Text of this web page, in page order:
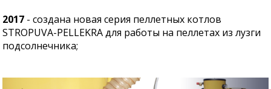
2017 - создана новая серия пеллетных котлов
STROPUVA-PELLEKRA для работы на пеллетах из лузги
подсолнечника;